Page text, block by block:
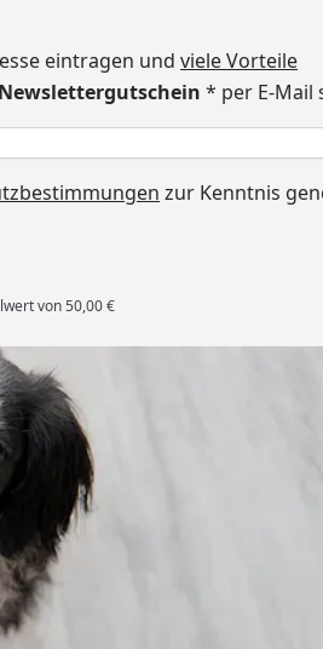
eintragen und viele Vorteile
* per E-Mail
zur Kenntnis
von 50,00 €